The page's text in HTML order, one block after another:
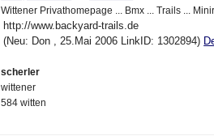
Wittener Privathomepage ... Bmx ... Trails ...
http://www.backyard-trails.de
(Neu: Don , 25.Mai 2006 LinkID: 1302894)
scherler
wittener
584 witten